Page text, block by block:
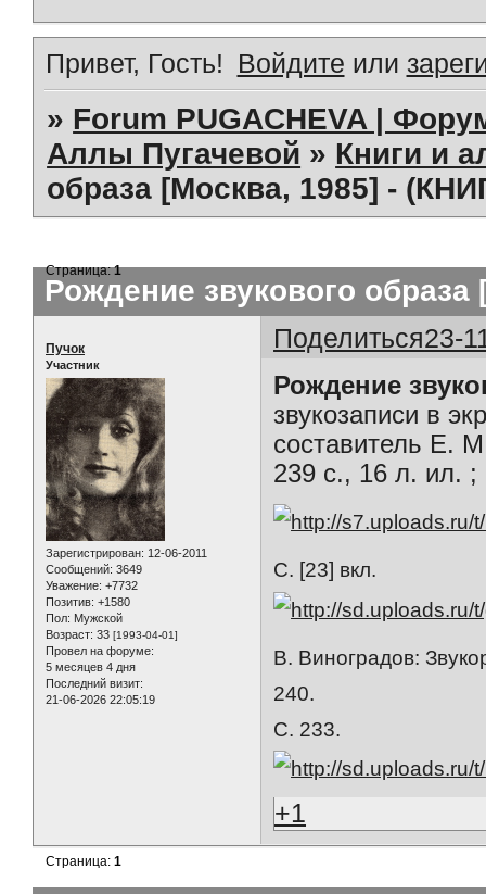
Привет, Гость! Войдите или
» Forum PUGACHEVA |
Аллы Пугачевой » Книги и
образа [Москва, 1985] -
Рождение звукового
Страница:1
Поделиться23-
Пучок
Участник
Зарегистрирован: 12-06-2011
Сообщений: 3649
Уважение: +7732
Позитив: +1580
Пол: Мужской
Возраст: 33 [1993-04-01]
Провел на форуме:
5 месяцев 4 дня
Последний визит:
21-06-2026 22:05:19
Рождение
звукозаписи в
составитель Е.
239 с., 16 л. ил.
С. [23] вкл.
В. Виноградов:
240.
С. 233.
+1
Страница:1